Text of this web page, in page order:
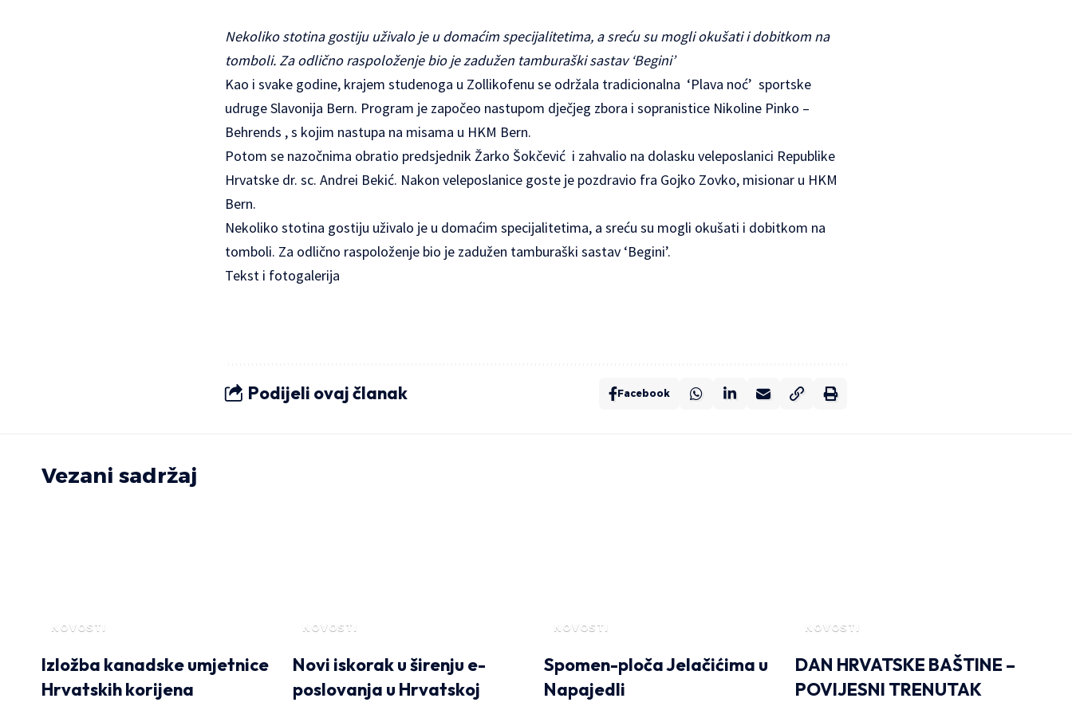
Nekoliko stotina gostiju uživalo je u domaćim specijalitetima, a sreću su mogli okušati i dobitkom na
tomboli. Za odlično raspoloženje bio je zadužen tamburaški sastav ‘Begini’
Kao i svake godine, krajem studenoga u Zollikofenu se održala tradicionalna ‘Plava noć’ sportske
udrugeSlavonija Bern. Program je započeo nastupom dječjeg zbora i sopranistice Nikoline Pinko –
Behrends , s kojim nastupa na misama u HKM Bern.
Potom se nazočnima obratio predsjednik Žarko Šokčević i zahvalio na dolasku veleposlanici Republike
Hrvatske dr. sc. Andrei Bekić. Nakon veleposlanice goste je pozdravio fra Gojko Zovko, misionar u HKM
Bern.
Nekoliko stotina gostiju uživalo je u domaćim specijalitetima, a sreću su mogli okušati i dobitkom na
tomboli. Za odlično raspoloženje bio je zadužen tamburaški sastav ‘Begini’.
Tekst i fotogalerija
Podijeli ovaj članak Facebook
Vezani sadržaj
NOVOSTI
Izložba kanadske umjetnice
Hrvatskih korijena
NOVOSTI
Novi iskorak u širenju e-
poslovanja u Hrvatskoj
NOVOSTI
Spomen-ploča Jelačićima u
Napajedli
NOVOSTI
DAN HRVATSKE BAŠTINE –
POVIJESNI TRENUTAK